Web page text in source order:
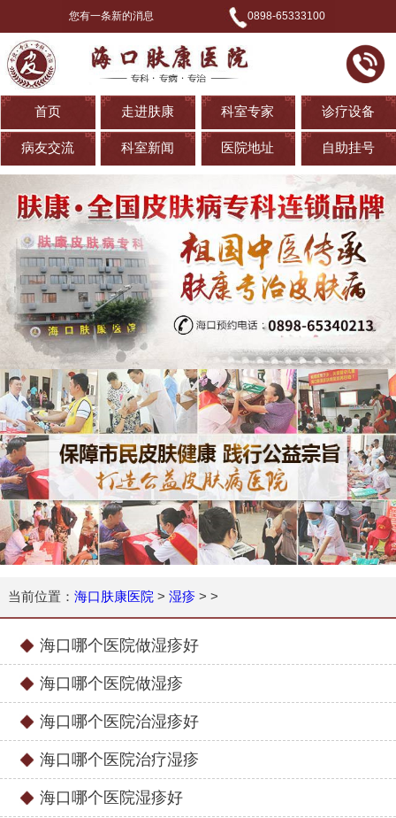
您有一条新的消息 0898-65333100
首页 走进肤康 科室专家 诊疗设备
病友交流 科室新闻 医院地址 自助挂号
当前位置： 海口肤康医院 > 湿疹> >
海口哪个医院做湿疹好
海口哪个医院做湿疹
海口哪个医院治湿疹好
海口哪个医院治疗湿疹
海口哪个医院湿疹好